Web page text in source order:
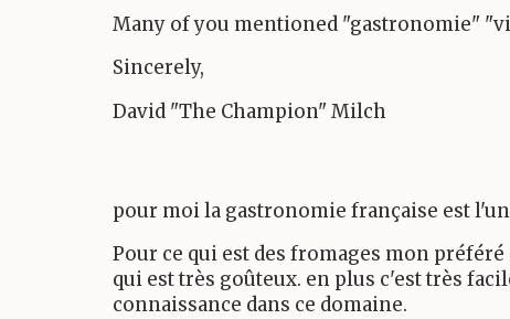
Many of you mentioned "gastronomie"
Sincerely,
David "The Champion" Milch
pour moi la gastronomie française est
Pour ce qui est des fromages mon
qui est très goûteux. en plus c'est très
connaissance dans ce domaine.